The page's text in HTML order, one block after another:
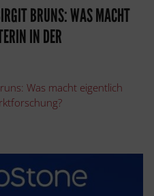
BRUNS: WAS MACHT
IN DER
Was macht eigentlich